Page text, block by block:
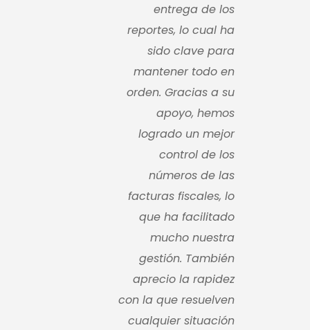
entrega de los
reportes, lo cual ha
sido clave para
mantener todo en
orden. Gracias a su
apoyo, hemos
logrado un mejor
control de los
números de las
facturas fiscales, lo
que ha facilitado
mucho nuestra
gestión. También
aprecio la rapidez
con la que resuelven
cualquier situación